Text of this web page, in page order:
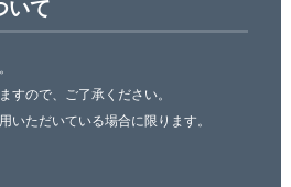
いて
すので、ご了承ください。
いただいている場合に限ります。